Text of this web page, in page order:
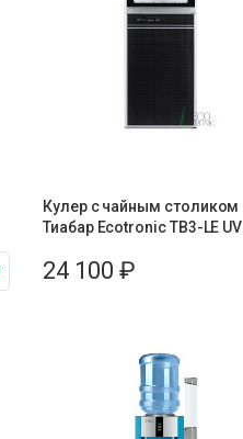
Кулер с чайным столиком
Тиабар Ecotronic TB3-LE UV
24 100 ₽